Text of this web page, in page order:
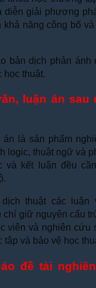
diễn giải phương
khả năng công bố
bản dịch phản
học thuật.
luận án sau
án là sản phẩm
logic, thuật ngữ và
và kết luận đều
dịch thuật các
giữ nguyên cấu
viên và nghiên cứu
tập và bảo vệ học
đề tài